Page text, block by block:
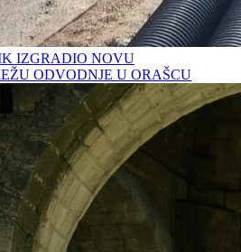
IZGRADIO NOVU
ODVODNJE U ORAŠCU